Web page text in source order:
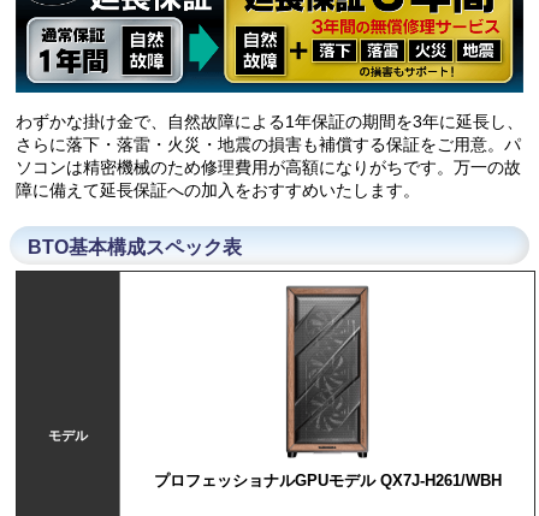
わずかな掛け金で、自然故障による1年保証の期間を3年に延長し、
さらに落下・落雷・火災・地震の損害も補償する保証をご用意。パ
ソコンは精密機械のため修理費用が高額になりがちです。万一の故
障に備えて延長保証への加入をおすすめいたします。
BTO基本構成スペック表
モデル
プロフェッショナルGPUモデル QX7J-H261/WBH